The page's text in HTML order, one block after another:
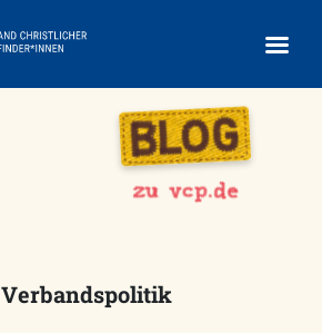
Verbandspolitik